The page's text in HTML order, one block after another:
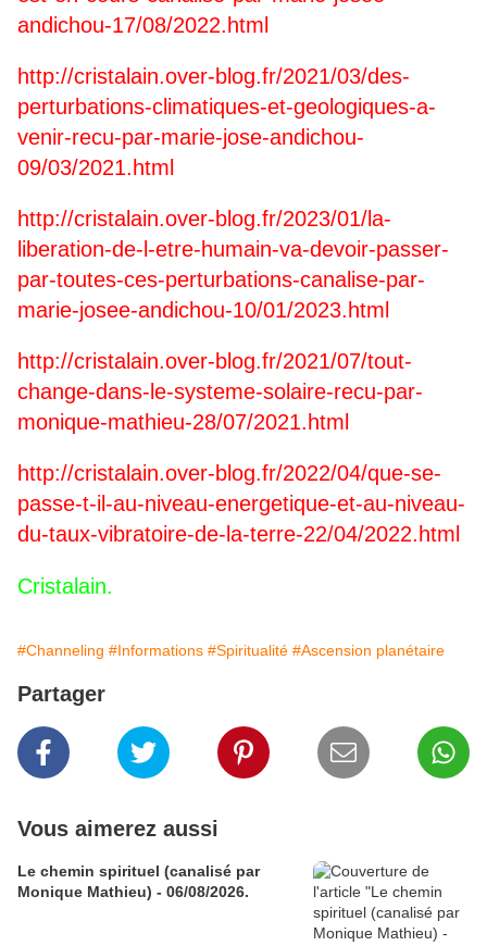
andichou-17/08/2022.html
http://cristalain.over-blog.fr/2021/03/des-
perturbations-climatiques-et-geologiques-a-
venir-recu-par-marie-jose-andichou-
09/03/2021.html
http://cristalain.over-blog.fr/2023/01/la-
liberation-de-l-etre-humain-va-devoir-passer-
par-toutes-ces-perturbations-canalise-par-
marie-josee-andichou-10/01/2023.html
http://cristalain.over-blog.fr/2021/07/tout-
change-dans-le-systeme-solaire-recu-par-
monique-mathieu-28/07/2021.html
http://cristalain.over-blog.fr/2022/04/que-se-
passe-t-il-au-niveau-energetique-et-au-niveau-
du-taux-vibratoire-de-la-terre-22/04/2022.html
Cristalain.
#Channeling #Informations #Spiritualité #Ascension planétaire
Partager
Vous aimerez aussi
Le chemin spirituel (canalisé par
Monique Mathieu) - 06/08/2026.